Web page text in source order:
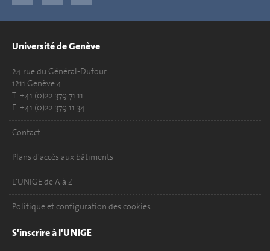
Université de Genève
24 rue du Général-Dufour
1211 Genève 4
T. +41 (0)22 379 71 11
F. +41 (0)22 379 11 34
Contact
Plans d'accès aux bâtiments
L'UNIGE de A à Z
Politique et configuration des cookies
S'inscrire à l'UNIGE